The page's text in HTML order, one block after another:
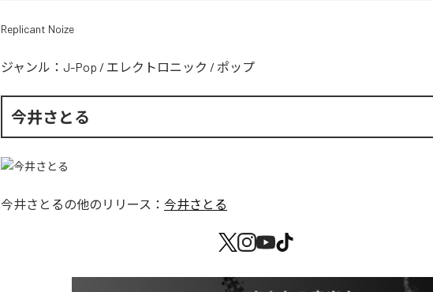
Replicant Noize
ジャンル： J-Pop / エレクトロニック / ポップ
今井さとる
今井さとるの他のリリース： 今井さとる